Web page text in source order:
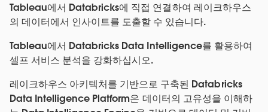
Tableau에서 Databricks에 직접 연결하여 레이크하우스
의 데이터에서 인사이트를 도출할 수 있습니다.
Tableau에서 Databricks Data Intelligence를 활용하여
셀프 서비스 분석을 강화하십시오.
레이크하우스 아키텍처를 기반으로 구축된 Databricks
Data Intelligence Platform은 데이터의 고유성을 이해하